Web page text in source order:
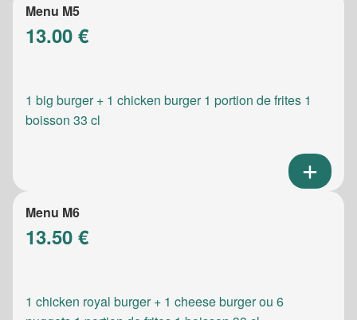
Menu M5
13.00 €
1 big burger + 1 chicken burger 1 portion de frites 1
boisson 33 cl
Menu M6
13.50 €
1 chicken royal burger + 1 cheese burger ou 6